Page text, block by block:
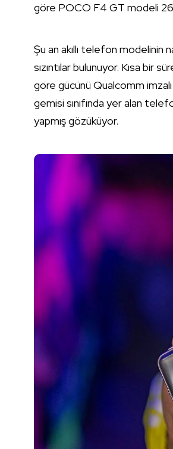
göre POCO F4 GT modeli 26
Şu an akıllı telefon modelinin
sızıntılar bulunuyor. Kısa bir
göre gücünü Qualcomm
gemisi sınıfında yer alan
yapmış gözüküyor.